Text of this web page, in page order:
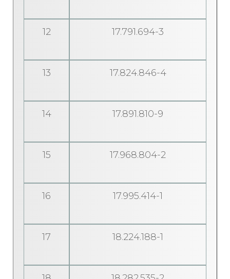
12 17.791.694-3
13 17.824.846-4
14 17.891.810-9
15 17.968.804-2
16 17.995.414-1
17 18.224.188-1